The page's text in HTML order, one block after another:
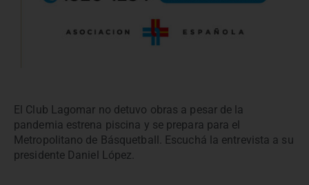
El Club Lagomar no detuvo obras a pesar de la
pandemia estrena piscina y se prepara para el
Metropolitano de Básquetball. Escuchá la entrevista a su
presidente Daniel López.